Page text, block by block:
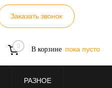
Заказать звонок
0 В корзине пока пусто
РАЗНОЕ